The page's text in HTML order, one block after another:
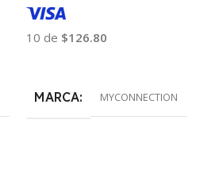
10 de $126.80
MARCA MYCONNECTION